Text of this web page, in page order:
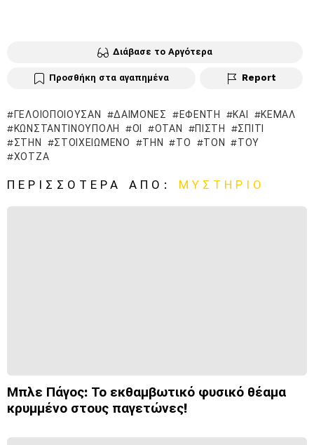
Διάβασε το Αργότερα
Προσθήκη στα αγαπημένα Report
ΓΕΛΟΙΟΠΟΙΟΎΣΑΝ ΔΑΊΜΟΝΕΣ ΕΦΈΝΤΗ ΚΑΙ
ΚΕΜΆΛ
ΚΩΝΣΤΑΝΤΙΝΟΎΠΟΛΗ
ΟΙ ΌΤΑΝ ΠΊΣΤΗ
ΣΠΊΤΙ
ΣΤΗΝ
ΣΤΟΙΧΕΙΩΜΈΝΟ ΤΗΝ ΤΟ ΤΟΝ
ΤΟΥ
ΧΌΤΖΑ
ΠΕΡΙΣΣΌΤΕΡΑ ΑΠΌ: ΜΥΣΤΉΡΙΟ
Μπλε Πάγος: Το εκθαμβωτικό φυσικό θέαμα
κρυμμένο στους παγετώνες!